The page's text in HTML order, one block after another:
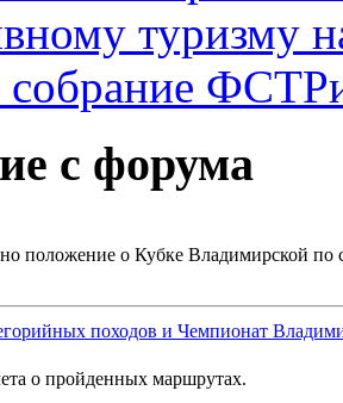
туризму
с форума
положение о Кубке Владимирской по
походов и Чемпионат
о пройденных маршрутах.